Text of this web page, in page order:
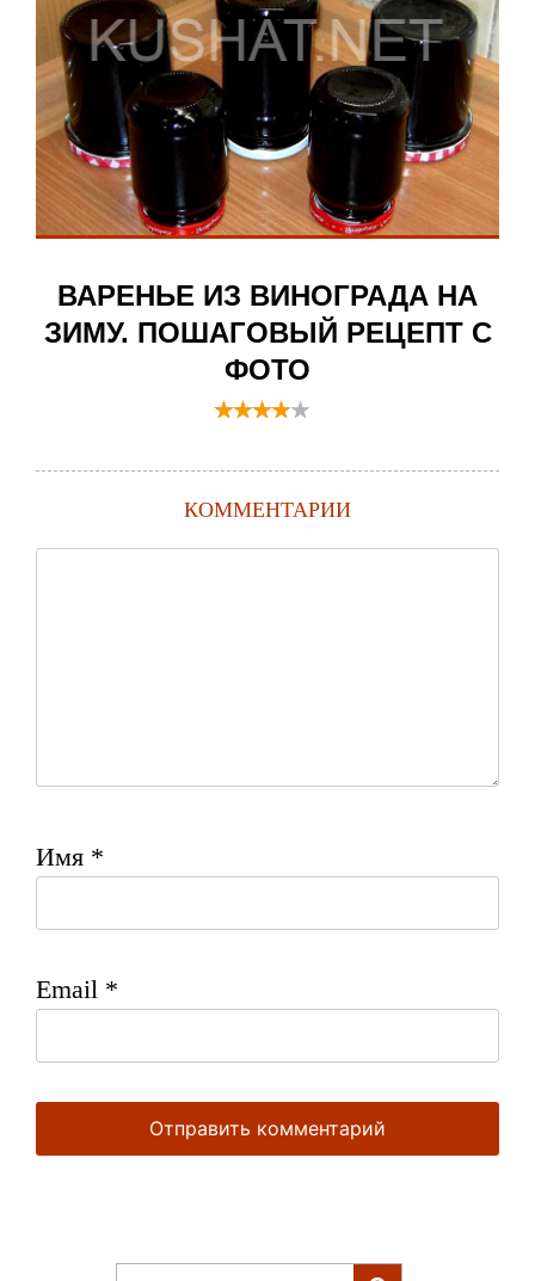
ВАРЕНЬЕ ИЗ ВИНОГРАДА НА
ЗИМУ. ПОШАГОВЫЙ РЕЦЕПТ С
ФОТО
КОММЕНТАРИИ
Имя *
Email *